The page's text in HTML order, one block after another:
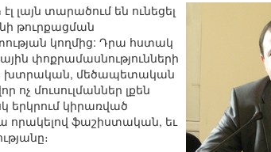
լայն տարածում են ունեցել
թուրքացման
կողմից: Դրա հստակ
փոքրամասնությունների
խտրական, մեծապետական
մուսուլմաններ լքեն
երկրում կիրառված
որակելով ֆաշիստական, եւ